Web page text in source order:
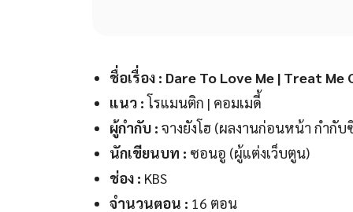
ชื่อเรื่อง : Dare To Love Me | Treat
แนว :โรแมนติก | คอมเมดี้
ผู้กำกับ : จางยังโฮ (ผลงานก่อนหน้า กำกั
นักเขียนบท : ซอนอู (ผู้แต่งเว็บตูน)
ช่อง : KBS
จำนวนตอน : 16 ตอน